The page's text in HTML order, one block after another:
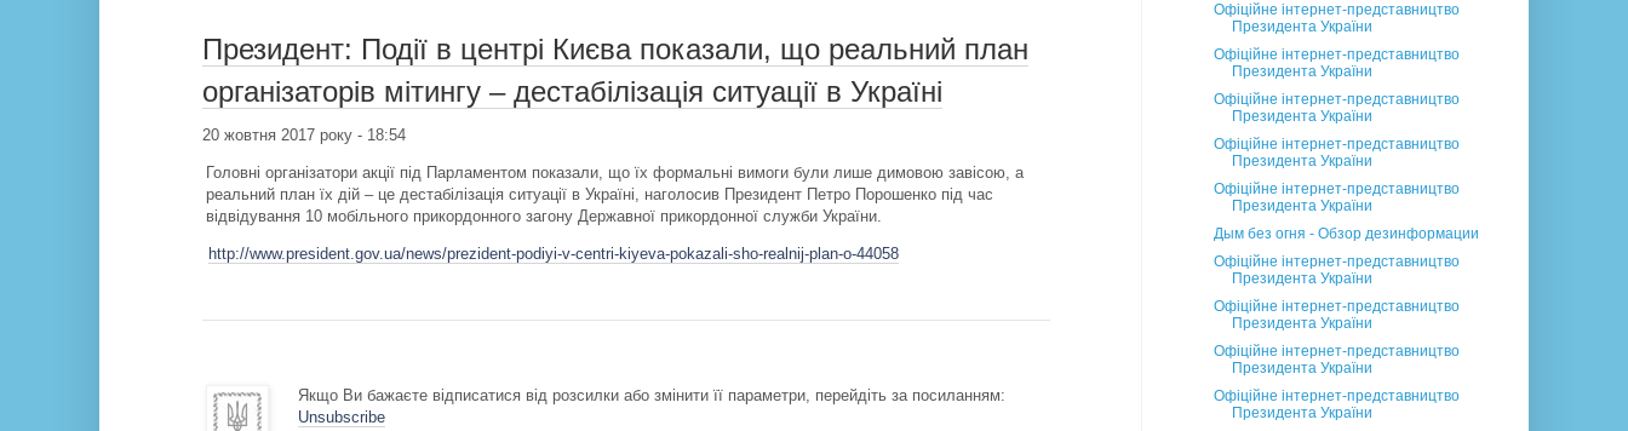
Президент: Події в центрі Києва показали, що реальний план
організаторів мітингу – дестабілізація ситуації в Україні
20 жовтня 2017 року - 18:54
Головні організатори акції під Парламентом показали, що їх формальні вимоги були лише димовою завісою, а
реальний план їх дій – це дестабілізація ситуації в Україні, наголосив Президент Петро Порошенко під час
відвідування 10 мобільного прикордонного загону Державної прикордонної служби України.
http://www.president.gov.ua/news/prezident-podiyi-v-centri-kiyeva-pokazali-sho-realnij-plan-o-44058
Якщо Ви бажаєте відписатися від розсилки або змінити її параметри, перейдіть за посиланням:
Unsubscribe
Офіційне інтернет-представництво
Президента України
Офіційне інтернет-представництво
Президента України
Офіційне інтернет-представництво
Президента України
Офіційне інтернет-представництво
Президента України
Офіційне інтернет-представництво
Президента України
Дым без огня - Обзор дезинформации
Офіційне інтернет-представництво
Президента України
Офіційне інтернет-представництво
Президента України
Офіційне інтернет-представництво
Президента України
Офіційне інтернет-представництво
Президента України